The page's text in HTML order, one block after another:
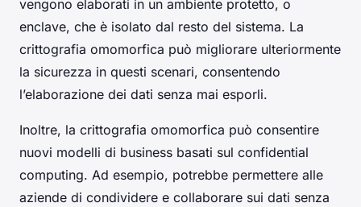
vengono elaborati in un ambiente protetto, o
enclave, che è isolato dal resto del sistema. La
crittografia omomorfica può migliorare ulteriormente
la sicurezza in questi scenari, consentendo
l’elaborazione dei dati senza mai esporli.
Inoltre, la crittografia omomorfica può consentire
nuovi modelli di business basati sul confidential
computing. Ad esempio, potrebbe permettere alle
aziende di condividere e collaborare sui dati senza